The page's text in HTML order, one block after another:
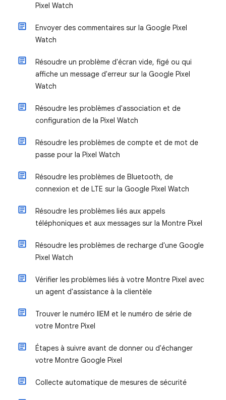
Pixel Watch
Envoyer des commentaires sur la Google Pixel
Watch
Résoudre un problème d'écran vide, figé ou qui
affiche un message d'erreur sur la Google Pixel
Watch
Résoudre les problèmes d'association et de
configuration de la Pixel Watch
Résoudre les problèmes de compte et de mot de
passe pour la Pixel Watch
Résoudre les problèmes de Bluetooth, de
connexion et de LTE sur la Google Pixel Watch
Résoudre les problèmes liés aux appels
téléphoniques et aux messages sur la Montre Pixel
Résoudre les problèmes de recharge d'une Google
Pixel Watch
Vérifier les problèmes liés à votre Montre Pixel avec
un agent d'assistance à la clientèle
Trouver le numéro IIEM et le numéro de série de
votre Montre Pixel
Étapes à suivre avant de donner ou d'échanger
votre Montre Google Pixel
Collecte automatique de mesures de sécurité